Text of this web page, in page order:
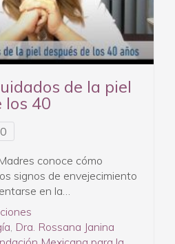
de la piel
los 40
conoce cómo
signos de envejecimiento
en la…
, Dra. Rossana Janina